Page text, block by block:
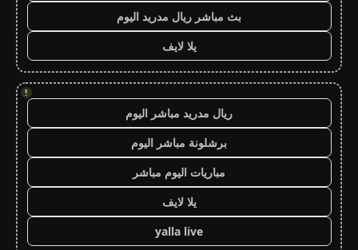
بث مباشر ريال مدريد اليوم
يلا لايف
!
ريال مدريد مباشر اليوم
برشلونة مباشر اليوم
مباريات اليوم مباشر
يلا لايف
yalla live